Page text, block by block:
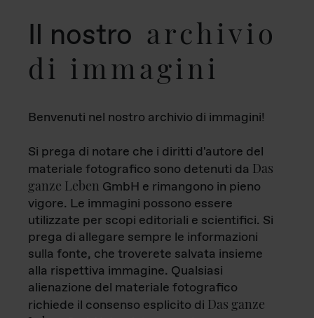
Il nostro archivio
di immagini
Benvenuti nel nostro archivio di immagini!
Si prega di notare che i diritti d'autore del
materiale fotografico sono detenuti da Das
ganze Leben GmbH e rimangono in pieno
vigore. Le immagini possono essere
utilizzate per scopi editoriali e scientifici. Si
prega di allegare sempre le informazioni
sulla fonte, che troverete salvata insieme
alla rispettiva immagine. Qualsiasi
alienazione del materiale fotografico
richiede il consenso esplicito di Das ganze